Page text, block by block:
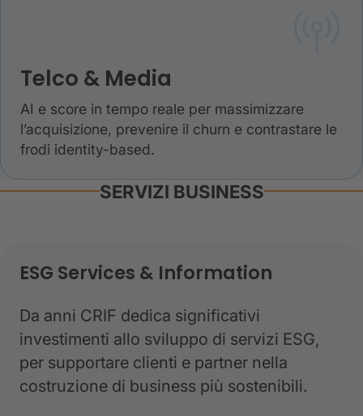
Telco & Media
AI e score in tempo reale per massimizzare
l’acquisizione, prevenire il churn e contrastare le
frodi identity-based.
SERVIZI BUSINESS
ESG Services & Information
Da anni CRIF dedica significativi
investimenti allo sviluppo di servizi ESG,
per supportare clienti e partner nella
costruzione di business più sostenibili.